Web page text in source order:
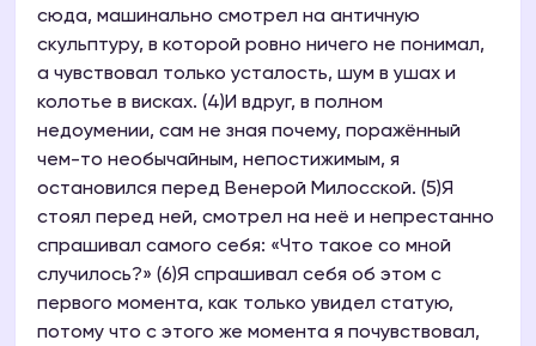
сюда, машинально смотрел на античную
скульптуру, в которой ровно ничего не понимал,
а чувствовал только усталость, шум в ушах и
колотье в висках. (4)И вдруг, в полном
недоумении, сам не зная почему, поражённый
чем-то необычайным, непостижимым, я
остановился перед Венерой Милосской. (5)Я
стоял перед ней, смотрел на неё и непрестанно
спрашивал самого себя: «Что такое со мной
случилось?» (6)Я спрашивал себя об этом с
первого момента, как только увидел статую,
потому что с этого же момента я почувствовал,